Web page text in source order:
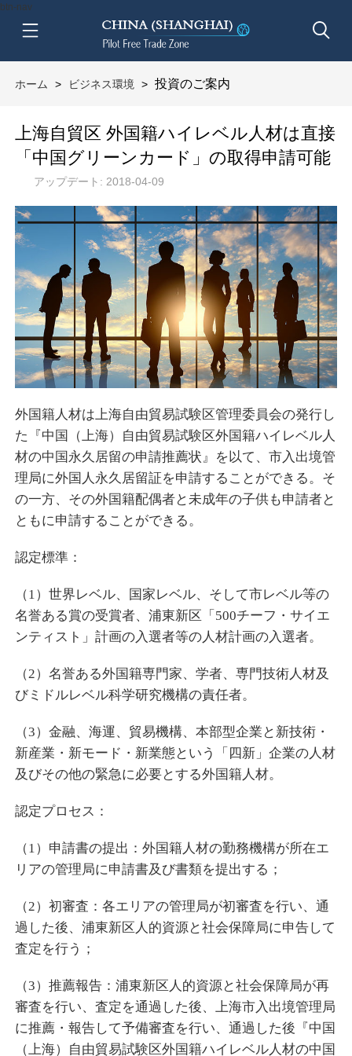
btn-nav
ホーム > ビジネス環境 > 投資のご案内
上海自貿区 外国籍ハイレベル人材は直接
「中国グリーンカード」の取得申請可能
アップデート: 2018-04-09
外国籍人材は上海自由貿易試験区管理委員会の発行し
た『中国（上海）自由貿易試験区外国籍ハイレベル人
材の中国永久居留の申請推薦状』を以て、市入出境管
理局に外国人永久居留証を申請することができる。そ
の一方、その外国籍配偶者と未成年の子供も申請者と
ともに申請することができる。
認定標準：
（1）世界レベル、国家レベル、そして市レベル等の
名誉ある賞の受賞者、浦東新区「500チーフ・サイエ
ンティスト」計画の入選者等の人材計画の入選者。
（2）名誉ある外国籍専門家、学者、専門技術人材及
びミドルレベル科学研究機構の責任者。
（3）金融、海運、貿易機構、本部型企業と新技術・
新産業・新モード・新業態という「四新」企業の人材
及びその他の緊急に必要とする外国籍人材。
認定プロセス：
（1）申請書の提出：外国籍人材の勤務機構が所在エ
リアの管理局に申請書及び書類を提出する；
（2）初審査：各エリアの管理局が初審査を行い、通
過した後、浦東新区人的資源と社会保障局に申告して
査定を行う；
（3）推薦報告：浦東新区人的資源と社会保障局が再
審査を行い、査定を通過した後、上海市入出境管理局
に推薦・報告して予備審査を行い、通過した後『中国
（上海）自由貿易試験区外国籍ハイレベル人材の中国